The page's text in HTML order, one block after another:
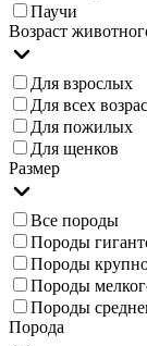
Паучи
Возраст
Для взрослых
Для всех
Для пожилых
Для щенков
Размер
Все породы
Породы
Породы
Породы
Породы
Порода